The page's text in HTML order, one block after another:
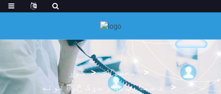
کور
محصولات
د سمارټ ښار سړک څراغونه